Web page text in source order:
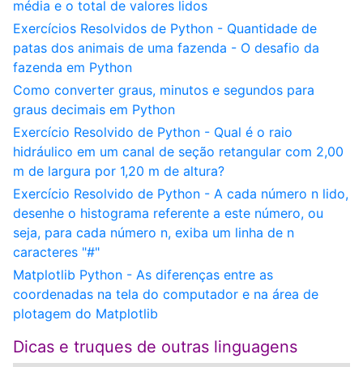
média e o total de valores lidos
Exercícios Resolvidos de Python - Quantidade de
patas dos animais de uma fazenda - O desafio da
fazenda em Python
Como converter graus, minutos e segundos para
graus decimais em Python
Exercício Resolvido de Python - Qual é o raio
hidráulico em um canal de seção retangular com 2,00
m de largura por 1,20 m de altura?
Exercício Resolvido de Python - A cada número n lido,
desenhe o histograma referente a este número, ou
seja, para cada número n, exiba um linha de n
caracteres "#"
Matplotlib Python - As diferenças entre as
coordenadas na tela do computador e na área de
plotagem do Matplotlib
Dicas e truques de outras linguagens